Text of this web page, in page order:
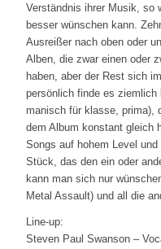
Verständnis ihrer Musik, so
besser wünschen kann.
Ausreißer nach oben oder
Alben, die zwar einen oder
haben, aber der Rest sich
persönlich finde es
manisch für klasse, prima),
dem Album konstant gleich
Songs auf hohem Level und
Stück, das den ein oder
kann man sich nur
Metal Assault) und all die
Line-up:
Steven Paul Swanson –